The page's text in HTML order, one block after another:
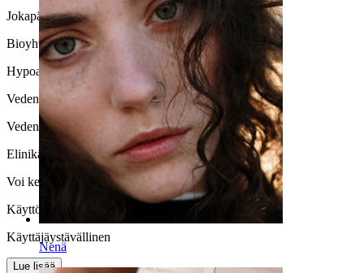
Nenä
Jokapäiväiseen käyttöön
Bioyhteensopivuus
Hypoallergeeninen
Vedenkestävyys
Vedenkestävä
Elinikä
Voi kestää eliniän
Käyttömukavuus
Käyttäjäystävällinen
Lue lisää